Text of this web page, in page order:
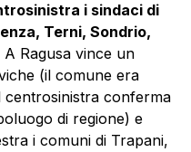
i sindaci di
Terni, Sondrio,
A Ragusa vince un
(il comune era
centrosinistra conferma
di regione) e
i comuni di Trapani,